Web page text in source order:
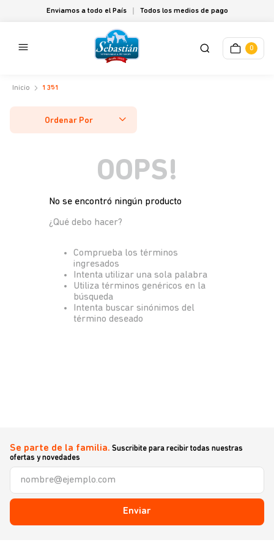
Enviamos a todo el País Todos los medios de pago
0
1351
Ordenar Por
OOPS!
No se encontró ningún producto
¿Qué debo hacer?
Comprueba los términos
ingresados
Intenta utilizar una sola palabra
Utiliza términos genéricos en la
búsqueda
Intenta buscar sinónimos del
término deseado
Se parte de la familia. Suscribite para recibir todas nuestras
ofertas y novedades
Enviar